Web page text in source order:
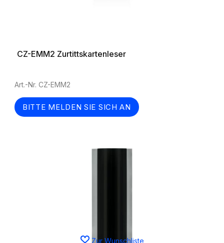
CZ-EMM2 Zurtittskartenleser
Art.-Nr. CZ-EMM2
BITTE MELDEN SIE SICH AN
Zur Wunschliste